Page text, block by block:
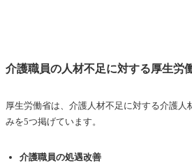
介護職員の人材不足に対する厚生労
厚生労働省は、介護人材不足に対する介護人
みを5つ掲げています。
介護職員の処遇改善